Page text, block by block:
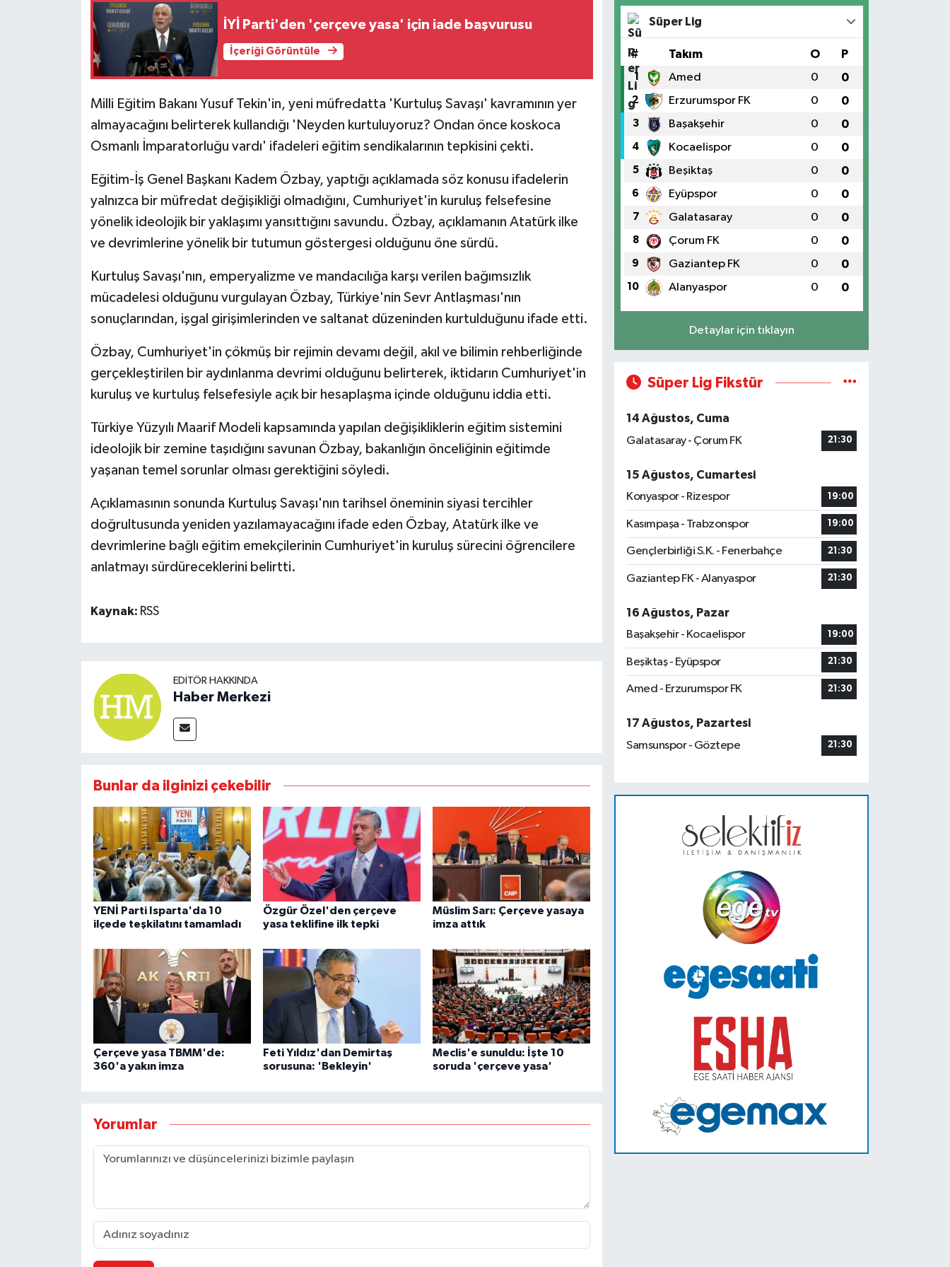
İYİ Parti'den 'çerçeve yasa' için iade başvurusu
İçeriği Görüntüle
Milli Eğitim Bakanı Yusuf Tekin'in, yeni müfredatta 'Kurtuluş Savaşı' kavramının yer
almayacağını belirterek kullandığı 'Neyden kurtuluyoruz? Ondan önce koskoca
Osmanlı İmparatorluğu vardı' ifadeleri eğitim sendikalarının tepkisini çekti.
Eğitim-İş Genel Başkanı Kadem Özbay, yaptığı açıklamada söz konusu ifadelerin
yalnızca bir müfredat değişikliği olmadığını, Cumhuriyet'in kuruluş felsefesine
yönelik ideolojik bir yaklaşımı yansıttığını savundu. Özbay, açıklamanın Atatürk ilke
ve devrimlerine yönelik bir tutumun göstergesi olduğunu öne sürdü.
Kurtuluş Savaşı'nın, emperyalizme ve mandacılığa karşı verilen bağımsızlık
mücadelesi olduğunu vurgulayan Özbay, Türkiye'nin Sevr Antlaşması'nın
sonuçlarından, işgal girişimlerinden ve saltanat düzeninden kurtulduğunu ifade etti.
Özbay, Cumhuriyet'in çökmüş bir rejimin devamı değil, akıl ve bilimin rehberliğinde
gerçekleştirilen bir aydınlanma devrimi olduğunu belirterek, iktidarın Cumhuriyet'in
kuruluş ve kurtuluş felsefesiyle açık bir hesaplaşma içinde olduğunu iddia etti.
Türkiye Yüzyılı Maarif Modeli kapsamında yapılan değişikliklerin eğitim sistemini
ideolojik bir zemine taşıdığını savunan Özbay, bakanlığın önceliğinin eğitimde
yaşanan temel sorunlar olması gerektiğini söyledi.
Açıklamasının sonunda Kurtuluş Savaşı'nın tarihsel öneminin siyasi tercihler
doğrultusunda yeniden yazılamayacağını ifade eden Özbay, Atatürk ilke ve
devrimlerine bağlı eğitim emekçilerinin Cumhuriyet'in kuruluş sürecini öğrencilere
anlatmayı sürdüreceklerini belirtti.
Kaynak: RSS
EDITÖR HAKKINDA
Haber Merkezi
Bunlar da ilginizi çekebilir
YENİ Parti Isparta'da 10
ilçede teşkilatını tamamladı
Özgür Özel'den çerçeve
yasa teklifine ilk tepki
Müslim Sarı: Çerçeve yasaya
imza attık
Çerçeve yasa TBMM'de:
360'a yakın imza
Feti Yıldız'dan Demirtaş
sorusuna: 'Bekleyin'
Meclis'e sunuldu: İşte 10
soruda 'çerçeve yasa'
Yorumlar
Süper Lig
# Takım O P
1 Amed 0 0
2 Erzurumspor FK 0 0
3 Başakşehir 0 0
4 Kocaelispor 0 0
5 Beşiktaş 0 0
6 Eyüpspor 0 0
7 Galatasaray 0 0
8 Çorum FK 0 0
9 Gaziantep FK 0 0
10 Alanyaspor 0 0
Detaylar için tıklayın
Süper Lig Fikstür
14 Ağustos, Cuma
Galatasaray - Çorum FK
21:30
15 Ağustos, Cumartesi
Konyaspor - Rizespor
19:00
Kasımpaşa - Trabzonspor 19:00
Gençlerbirliği S.K. - Fenerbahçe 21:30
Gaziantep FK - Alanyaspor 21:30
16 Ağustos, Pazar
Başakşehir - Kocaelispor
19:00
Beşiktaş - Eyüpspor 21:30
Amed - Erzurumspor FK 21:30
17 Ağustos, Pazartesi
Samsunspor - Göztepe
21:30